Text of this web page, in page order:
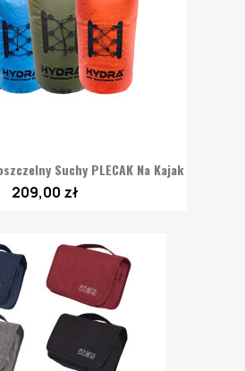
Suchy PLECAK Na Kajak
209,00 zł